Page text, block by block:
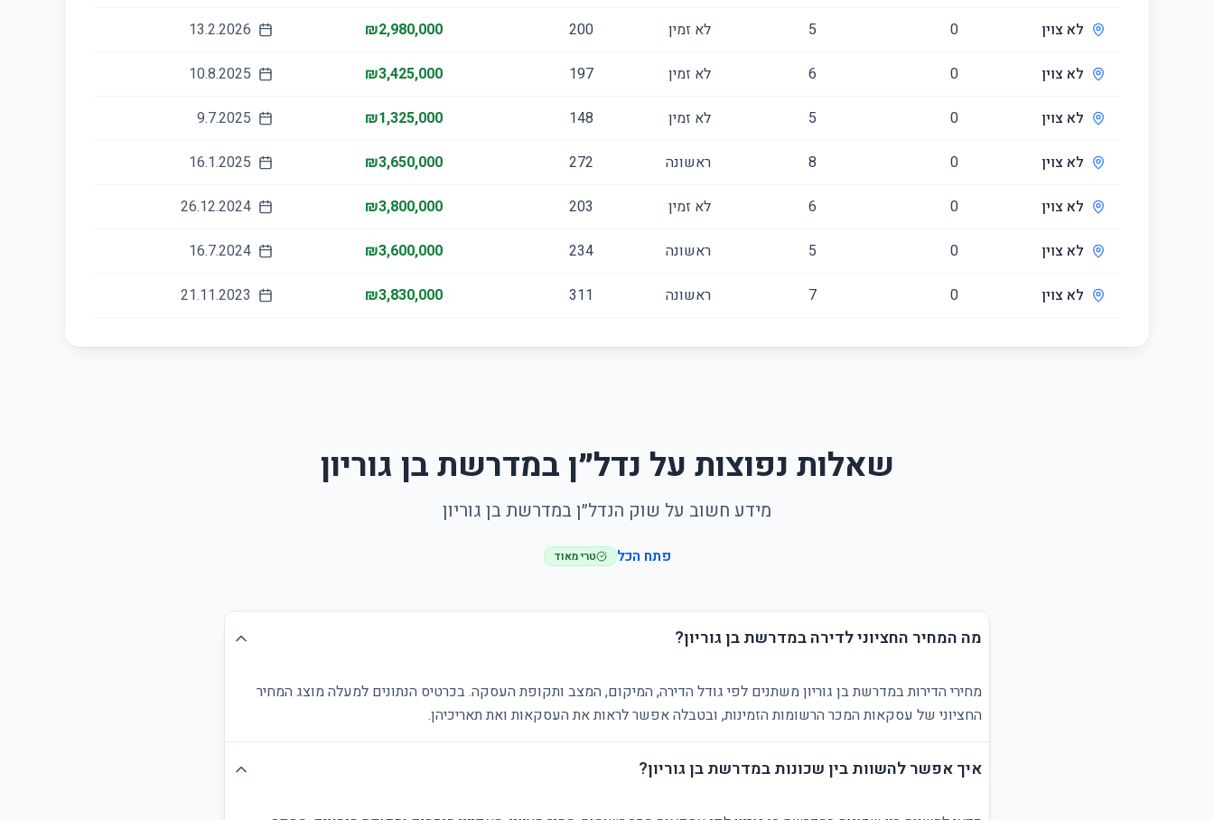
לא צוין 0
5 לא זמין 200
₪2,980,000
13.2.2026
לא צוין 0
6 לא זמין 197
₪3,425,000
10.8.2025
לא צוין 0
5 לא זמין 148
₪1,325,000
9.7.2025
לא צוין 0
8 ראשונה 272
₪3,650,000
16.1.2025
לא צוין 0
6 לא זמין 203
₪3,800,000
26.12.2024
לא צוין 0
5 ראשונה 234
₪3,600,000
16.7.2024
לא צוין 0
7 ראשונה 311
₪3,830,000
21.11.2023
שאלות נפוצות על נדל״ן במדרשת בן גוריון
מידע חשוב על שוק הנדל״ן במדרשת בן גוריון
פתח הכל טרי מאוד
מה המחיר החציוני לדירה במדרשת בן גוריון?
מחירי הדירות במדרשת בן גוריון משתנים לפי גודל הדירה, המיקום, המצב ותקופת העסקה. בכרטיס הנתונים למעלה מוצג המחיר
החציוני של עסקאות המכר הרשומות הזמינות, ובטבלה אפשר לראות את העסקאות ואת תאריכיהן.
איך אפשר להשוות בין שכונות במדרשת בן גוריון?